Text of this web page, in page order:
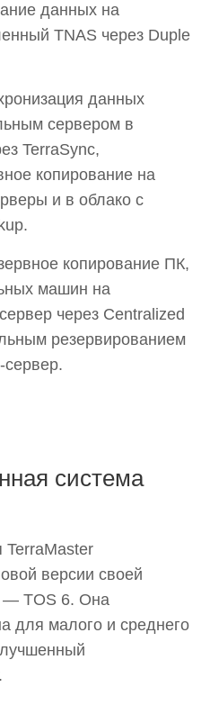
данных на
TNAS через Duple
данных
сервером в
TerraSync,
копирование на
и в облако с
копирование ПК,
машин на
через Centralized
резервированием
система
TerraMaster
версии своей
— TOS 6. Она
для малого и среднего